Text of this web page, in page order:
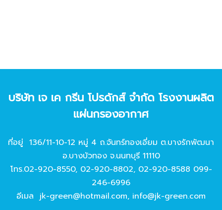
บริษัท เจ เค กรีน โปรดักส์ จํากัด โรงงานผลิต
แผ่นกรองอากาศ
ที่อยู่ 136/11-10-12 หมู่ 4 ถ.จันทร์ทองเอี่ยม ต.บางรักพัฒนา
อ.บางบัวทอง จ.นนทบุรี 11110
โทร.02-920-8550, 02-920-8802, 02-920-8588 099-
246-6996
อีเมล jk-green@hotmail.com, info@jk-green.com